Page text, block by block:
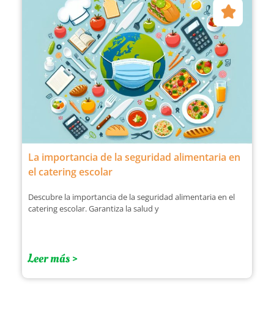
La importancia de la seguridad alimentaria en
el catering escolar
Descubre la importancia de la seguridad alimentaria en el
catering escolar. Garantiza la salud y
Leer más >